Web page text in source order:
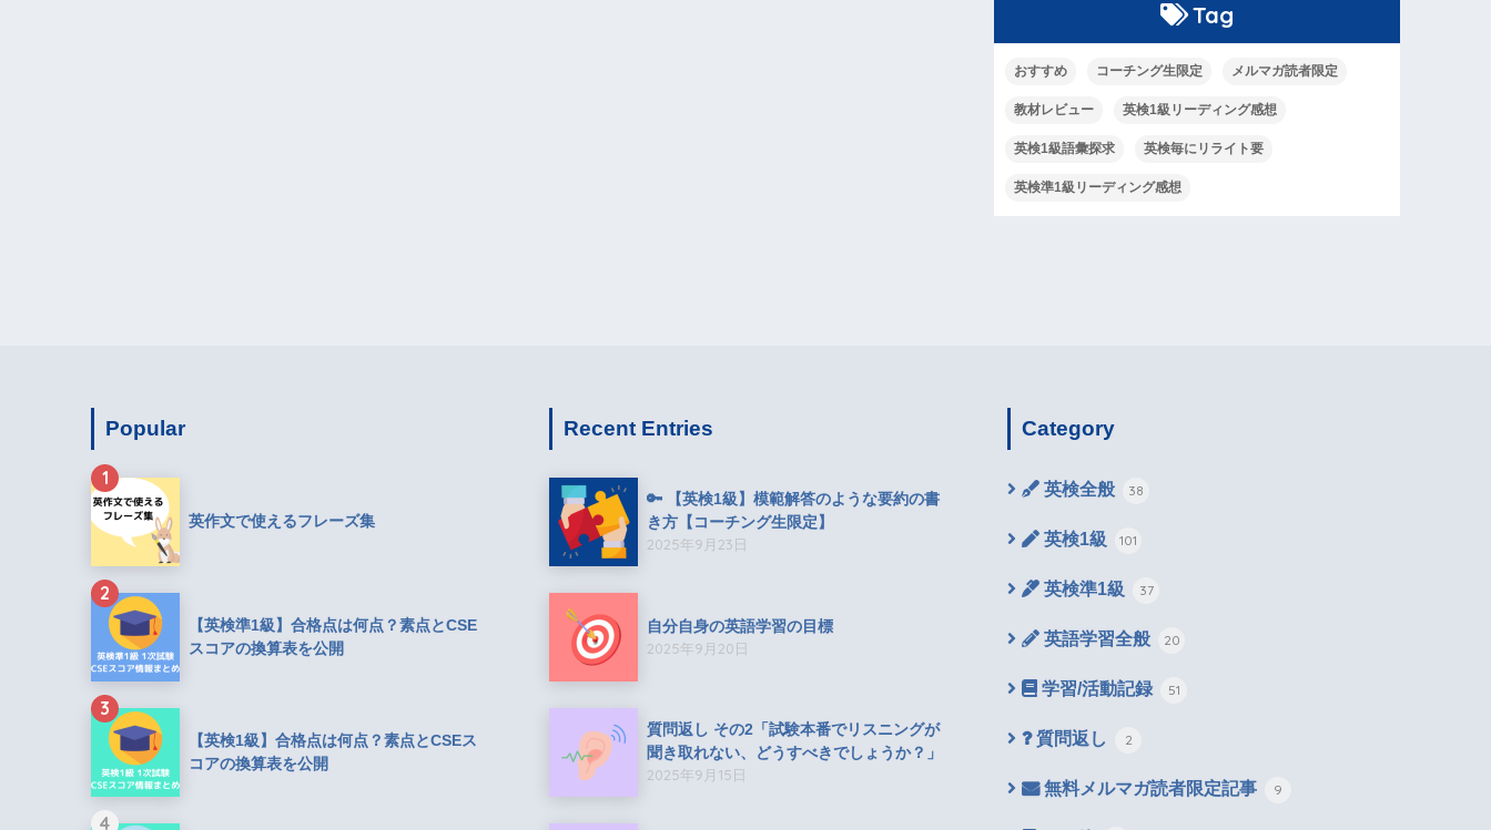
Tag
おすすめ コーチング生限定 メルマガ読者限定
教材レビュー 英検1級リーディング感想
英検1級語彙探求 英検毎にリライト要
英検準1級リーディング感想
Popular
1
英作文で使えるフレーズ集
2
【英検準1級】合格点は何点？素点とCSE
スコアの換算表を公開
3
【英検1級】合格点は何点？素点とCSEス
コアの換算表を公開
4
Recent Entries
🔑 【英検1級】模範解答のような要約の書
き方【コーチング生限定】
2025年9月23日
自分自身の英語学習の目標
2025年9月20日
質問返し その2「試験本番でリスニングが
聞き取れない、どうすべきでしょうか？」
2025年9月15日
Category
英検全般 38
英検1級 101
英検準1級 37
英語学習全般 20
学習/活動記録 51
質問返し 2
無料メルマガ読者限定記事 9